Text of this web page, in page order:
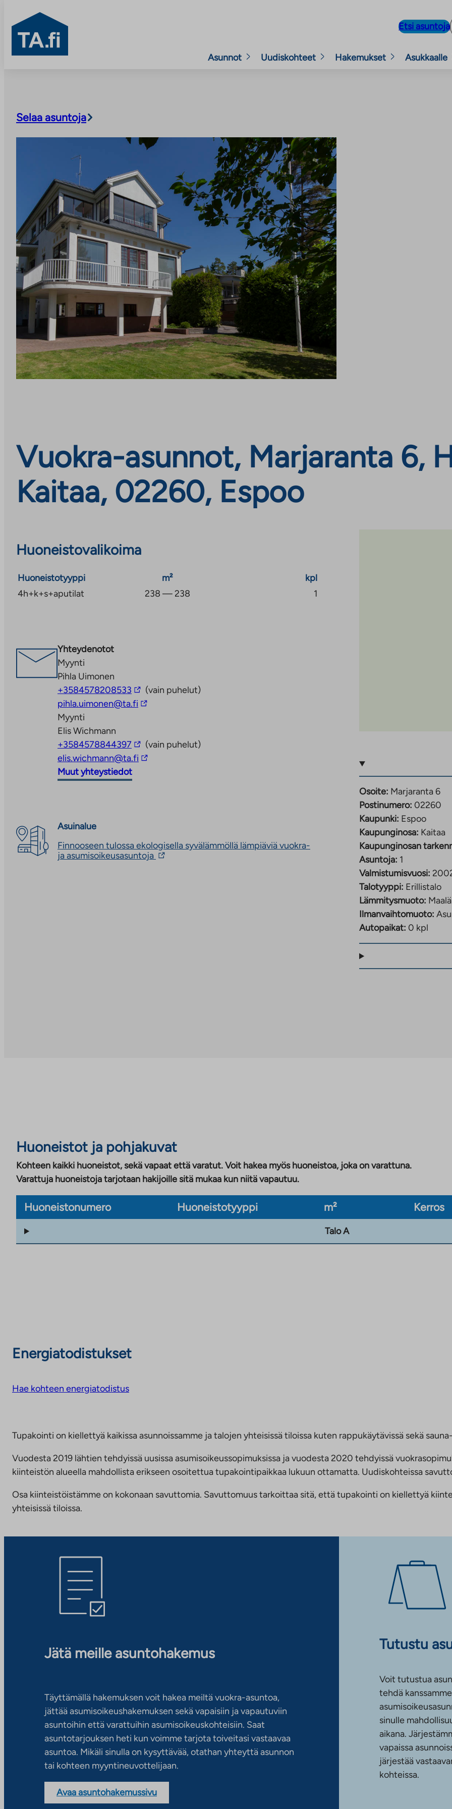
TA.fi
Etsi asuntoja
Asunnot Uudiskohteet Hakemukset Asukkaalle
Selaa asuntoja
Vuokra-asunnot, Marjaranta 6,
Kaitaa, 02260, Espoo
Huoneistovalikoima
Huoneistotyyppi m²
kpl
4h+k+s+aputilat
238 — 238 1
Yhteydenotot
Myynti
Pihla Uimonen
+3584578208533 Linkki
vie
(vain puhelut)
pihla.uimonen@ta.fi Linkki
palveluun
Myynti
Elis Wichmann
+3584578844397 Linkki
vie
ulkopuoliseen
(vain puhelut)
elis.wichmann@ta.fi Linkki
Muut yhteystiedot
Asuinalue
Finnooseen tulossa ekologisella syvälämmöllä lämpiäviä vuokra-
ja asumisoikeusasuntoja Linkki
Osoite: Marjaranta 6
Postinumero: 02260
Kaupunki: Espoo
Kaupunginosa: Kaitaa
Kaupunginosan
Asuntoja: 1
Valmistumisvuosi:
Talotyyppi: Erillistalo
Lämmitysmuoto:
Ilmanvaihtomuoto:
Autopaikat: 0 kpl
Huoneistot ja pohjakuvat
Kohteen kaikki huoneistot, sekä vapaat että varatut. Voit hakea myös huoneistoa, joka on varattuna.
Varattuja huoneistoja tarjotaan hakijoille sitä mukaa kun niitä vapautuu.
Huoneistonumero Huoneistotyyppi m² Kerros
Talo A
Energiatodistukset
Hae kohteen energiatodistus
Tupakointi on kiellettyä kaikissa asunnoissamme ja talojen yhteisissä tiloissa kuten rappukäytävissä sekä
Vuodesta 2019 lähtien tehdyissä uusissa asumisoikeussopimuksissa ja vuodesta 2020 tehdyissä
kiinteistön alueella mahdollista erikseen osoitettua tupakointipaikkaa lukuun ottamatta. Uudiskohteissa
Osa kiinteistöistämme on kokonaan savuttomia. Savuttomuus tarkoittaa sitä, että tupakointi on kiellettyä
yhteisissä tiloissa.
Jätä meille asuntohakemus
Täyttämällä hakemuksen voit hakea meiltä vuokra-asuntoa,
jättää asumisoikeushakemuksen sekä vapaisiin ja vapautuviin
asuntoihin että varattuihin asumisoikeuskohteisiin. Saat
asuntotarjouksen heti kun voimme tarjota toiveitasi vastaavaa
asuntoa. Mikäli sinulla on kysyttävää, otathan yhteyttä asunnon
tai kohteen myyntineuvottelijaan.
Avaa asuntohakemussivu
Tutustu
Voit tutustua
tehdä
sinulle
aikana.
vapaissa
järjestää
kohteissa.